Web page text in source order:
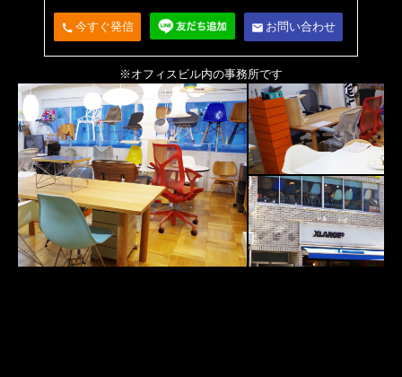
call 今すぐ発信 email お問い合わせ
※オフィスビル内の事務所です